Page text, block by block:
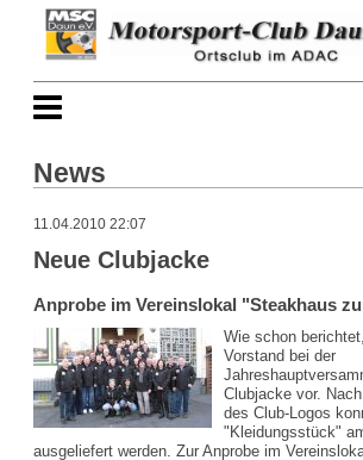
News
11.04.2010 22:07
Neue Clubjacke
Anprobe im Vereinslokal "Steakhaus
Wie schon
Vorstand bei der
Clubjacke vor.
des Club-Logos
"Kleidungsstück"
ausgeliefert werden. Zur Anprobe im